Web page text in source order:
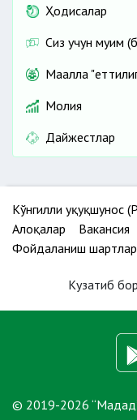
Ҳодисалар
Сиз учун муҳим
Маҳалла
Молия
Дайжестлар
Кўнгилли ҳуқуқшунос
Алоқалар
Вакансия
Фойдаланиш
Кузатиб
© 2019-2026